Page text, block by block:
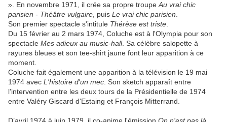
». En novembre 1971, il crée sa propre troupe Au vrai chic
parisien - Théâtre vulgaire , puis Le vrai chic parisien
Son premier spectacle s'intitule Thérèse est triste
Du 15 février au 2 mars 1974, Coluche est à l'Olympia pour son
spectacle Mes adieux au music-hall. Sa célèbre salopette à
rayures bleues et son tee-shirt jaune font leur apparition à ce
moment.
Coluche fait également une apparition à la télévision le 19 mai
1974 avec L'histoire d'un mec . Son sketch apparaît entre
l'intervention entre les deux tours de la Présidentielle de 1974
entre Valéry Giscard d'Estaing et François Mitterrand.